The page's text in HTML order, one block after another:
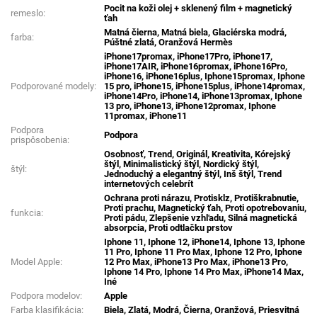
remeslo:
Pocit na koži olej + sklenený film + magnetický
ťah
farba:
Matná čierna, Matná biela, Glaciérska modrá,
Púštné zlatá, Oranžová Hermès
Podporované modely:
iPhone17promax, iPhone17Pro, iPhone17,
iPhone17AIR, iPhone16promax, iPhone16Pro,
iPhone16, iPhone16plus, Iphone15promax, Iphone
15 pro, iPhone15, iPhone15plus, iPhone14promax,
iPhone14Pro, iPhone14, iPhone13promax, Iphone
13 pro, iPhone13, iPhone12promax, Iphone
11promax, iPhone11
Podpora
prispôsobenia:
Podpora
štýl:
Osobnosť, Trend, Originál, Kreativita, Kórejský
štýl, Minimalistický štýl, Nordický štýl,
Jednoduchý a elegantný štýl, Inš štýl, Trend
internetových celebrít
funkcia:
Ochrana proti nárazu, Protisklz, Protiškrabnutie,
Proti prachu, Magnetický ťah, Proti opotrebovaniu,
Proti pádu, Zlepšenie vzhľadu, Silná magnetická
absorpcia, Proti odtlačku prstov
Model Apple:
Iphone 11, Iphone 12, iPhone14, Iphone 13, Iphone
11 Pro, Iphone 11 Pro Max, Iphone 12 Pro, Iphone
12 Pro Max, iPhone13 Pro Max, iPhone13 Pro,
Iphone 14 Pro, Iphone 14 Pro Max, iPhone14 Max,
Iné
Podpora modelov:
Apple
Farba klasifikácia:
Biela, Zlatá, Modrá, Čierna, Oranžová, Priesvitná